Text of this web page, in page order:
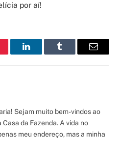
por aí!
LinkedInTumblr Email
Sejam muito bem-vindos ao
Casa da Fazenda. A vida no
meu endereço, mas a minha